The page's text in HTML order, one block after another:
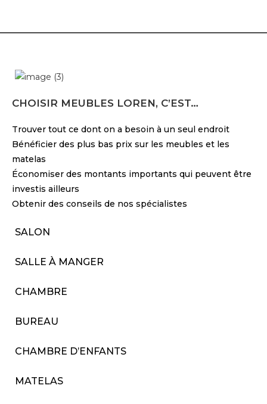
CHOISIR MEUBLES LOREN, C’EST…
Trouver tout ce dont on a besoin à un seul endroit
Bénéficier des plus bas prix sur les meubles et les
matelas
Économiser des montants importants qui peuvent être
investis ailleurs
Obtenir des conseils de nos spécialistes
SALON
SALLE À MANGER
CHAMBRE
BUREAU
CHAMBRE D’ENFANTS
MATELAS